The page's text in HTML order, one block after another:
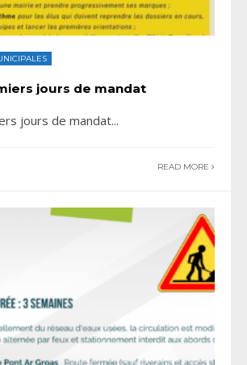
jours de mandat
jours de mandat...
READ MORE